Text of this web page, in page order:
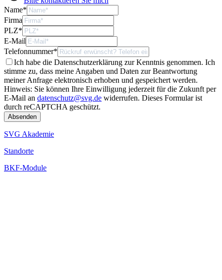
Name*
Firma
PLZ*
E-Mail
Telefonnummer*
Ich habe die Datenschutzerklärung zur Kenntnis genommen. Ich
stimme zu, dass meine Angaben und Daten zur Beantwortung
meiner Anfrage elektronisch erhoben und gespeichert werden.
Hinweis: Sie können Ihre Einwilligung jederzeit für die Zukunft per
E-Mail an datenschutz@svg.de widerrufen. Dieses Formular ist
durch reCAPTCHA geschützt.
SVG Akademie
Standorte
BKF-Module